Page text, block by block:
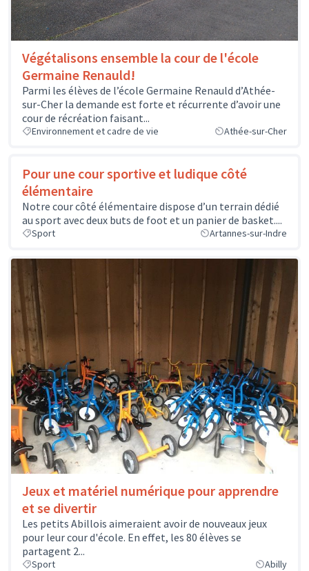
Végétalisons ensemble la cour de l'école
Germaine Renauld!
Parmi les élèves de l’école Germaine Renauld d’Athée-
sur-Cher la demande est forte et récurrente d’avoir une
cour de récréation faisant...
Environnement et cadre de vie Athée-sur-Cher
Pour une cour sportive et ludique côté
élémentaire
Notre cour côté élémentaire dispose d’un terrain dédié
au sport avec deux buts de foot et un panier de basket....
Sport Artannes-sur-Indre
Jeux et matériel numérique pour apprendre
et se divertir
Les petits Abillois aimeraient avoir de nouveaux jeux
pour leur cour d'école. En effet, les 80 élèves se
partagent 2...
Sport Abilly